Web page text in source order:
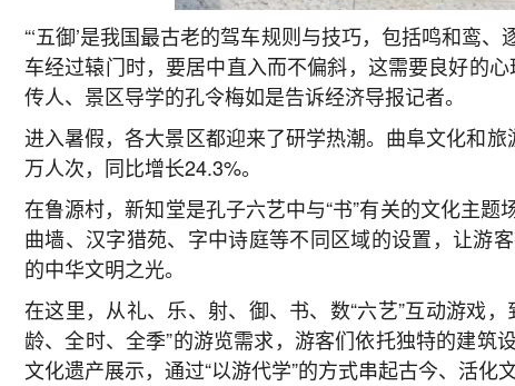
“‘五御’是我国最古老的驾车规则与技巧，包括鸣和鸾
车经过辕门时，要居中直入而不偏斜，这需要良好的
传人、景区导学的孔令梅如是告诉经济导报记者。
进入暑假，各大景区都迎来了研学热潮。曲阜文化和
万人次，同比增长24.3%。
在鲁源村，新知堂是孔子六艺中与“书”有关的文化主
曲墙、汉字猎苑、字中诗庭等不同区域的设置，让游
的中华文明之光。
在这里，从礼、乐、射、御、书、数“六艺”互动游戏
龄、全时、全季”的游览需求，游客们依托独特的建
文化遗产展示，通过“以游代学”的方式串起古今、活化文